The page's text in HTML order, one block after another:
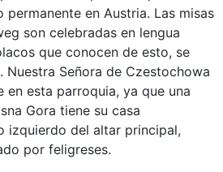
en Austria. Las misas
son celebradas en lengua
que conocen de esto, se
Nuestra Señora de Czestochowa
en esta parroquia, ya que una
Gora tiene su casa
izquierdo del altar principal,
por feligreses.